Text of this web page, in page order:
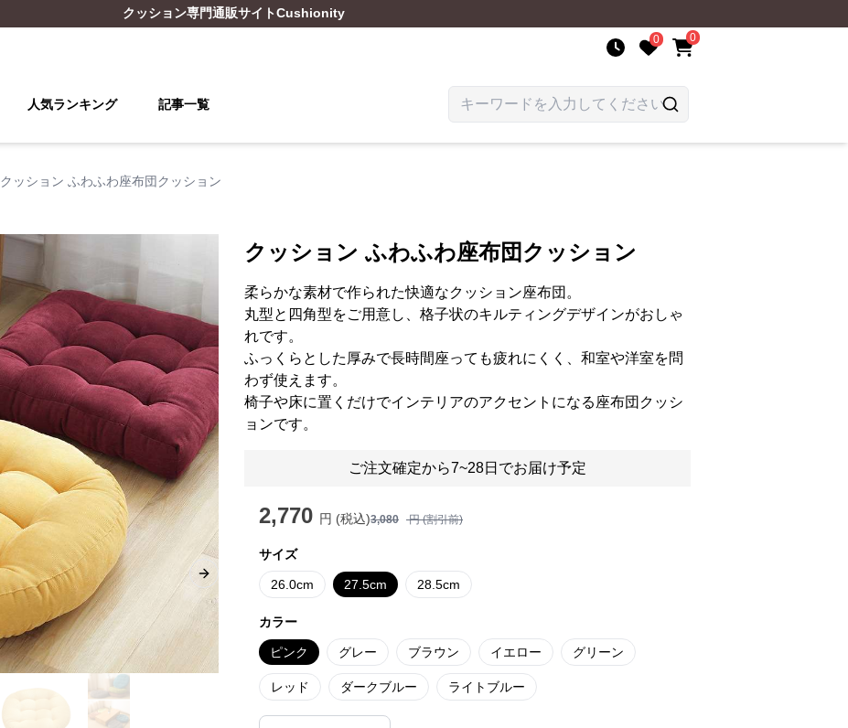
クッション専門通販サイトCushionity
0 0
人気ランキング 記事一覧
クッション ふわふわ座布団クッション
Next slide
クッション ふわふわ座布団クッション
柔らかな素材で作られた快適なクッション座布団。
丸型と四角型をご用意し、格子状のキルティングデザインがおしゃ
れです。
ふっくらとした厚みで長時間座っても疲れにくく、和室や洋室を問
わず使えます。
椅子や床に置くだけでインテリアのアクセントになる座布団クッシ
ョンです。
ご注文確定から7~28日でお届け予定
2,770 円 (税込)3,080 円 (割引前)
サイズ
26.0cm 27.5cm 28.5cm
カラー
ピンク グレー ブラウン イエロー グリーン
レッド ダークブルー ライトブルー